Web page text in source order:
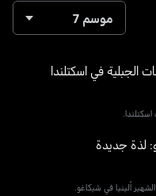
موسم 7
ألينيا في شيكاغو.